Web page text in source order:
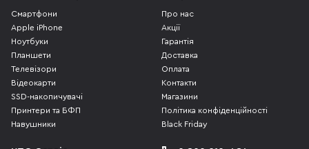
Смартфони
Apple iPhone
Ноутбуки
Планшети
Телевізори
Відеокарти
SSD-накопичувачі
Принтери та БФП
Навушники
Про нас
Акції
Гарантія
Доставка
Оплата
Контакти
Магазини
Політика конфіденційності
Black Friday